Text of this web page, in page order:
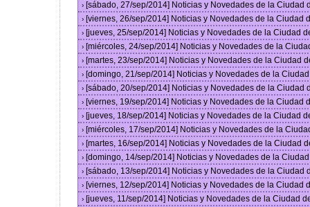
› [sábado, 27/sep/2014] Noticias y Novedades de la Ciudad
› [viernes, 26/sep/2014] Noticias y Novedades de la Ciudad
› [jueves, 25/sep/2014] Noticias y Novedades de la Ciudad
› [miércoles, 24/sep/2014] Noticias y Novedades de la
› [martes, 23/sep/2014] Noticias y Novedades de la Ciudad
› [domingo, 21/sep/2014] Noticias y Novedades de la
› [sábado, 20/sep/2014] Noticias y Novedades de la Ciudad
› [viernes, 19/sep/2014] Noticias y Novedades de la Ciudad
› [jueves, 18/sep/2014] Noticias y Novedades de la Ciudad
› [miércoles, 17/sep/2014] Noticias y Novedades de la
› [martes, 16/sep/2014] Noticias y Novedades de la Ciudad
› [domingo, 14/sep/2014] Noticias y Novedades de la
› [sábado, 13/sep/2014] Noticias y Novedades de la Ciudad
› [viernes, 12/sep/2014] Noticias y Novedades de la Ciudad
› [jueves, 11/sep/2014] Noticias y Novedades de la Ciudad